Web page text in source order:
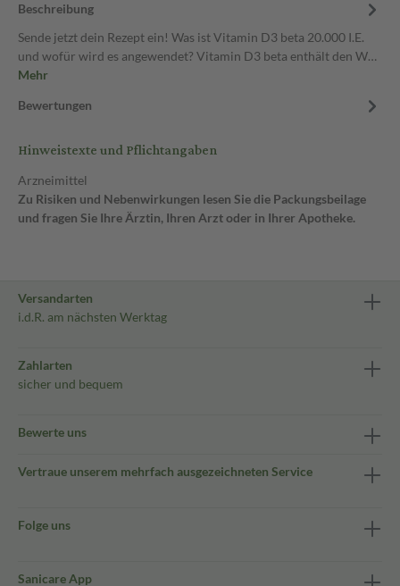
Beschreibung
Sende jetzt dein Rezept ein! Was ist Vitamin D3 beta 20.000 I.E.
und wofür wird es angewendet? Vitamin D3 beta enthält den W…
Mehr
Bewertungen
Hinweistexte und Pflichtangaben
Arzneimittel
Zu Risiken und Nebenwirkungen lesen Sie die Packungsbeilage
und fragen Sie Ihre Ärztin, Ihren Arzt oder in Ihrer Apotheke.
Versandarten
i.d.R. am nächsten Werktag
Zahlarten
sicher und bequem
Bewerte uns
Vertraue unserem mehrfach ausgezeichneten Service
Folge uns
Sanicare App